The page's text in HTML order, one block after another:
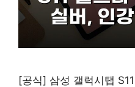
[공식] 삼성 갤럭시탭